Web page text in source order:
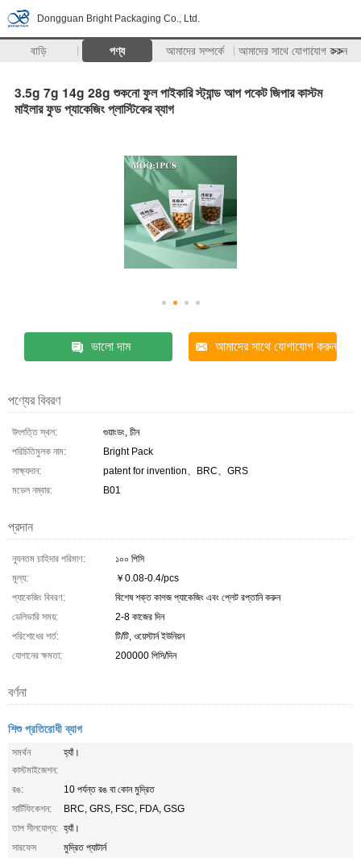
Dongguan Bright Packaging Co., Ltd.
বাড়ি পণ্য আমাদের সম্পর্কে আমাদের সাথে যোগাযোগ করুন
>>
3.5g 7g 14g 28g শুকনো ফুল পাইকারি স্ট্যান্ড আপ পকেট জিপার কাস্টম
মাইলার ফুড প্যাকেজিং প্লাস্টিকের ব্যাগ
ভালো দাম আমাদের সাথে যোগাযোগ করুন
পণ্যের বিবরণ
উৎপত্তি স্থল:
গুয়াংডং, চীন
পরিচিতিমুলক নাম:
Bright Pack
সাক্ষ্যদান:
patent for invention、BRC、GRS
মডেল নম্বার:
B01
প্রদান
ন্যূনতম চাহিদার পরিমাণ:
১০০ পিসি
মূল্য:
￥0.08-0.4/pcs
প্যাকেজিং বিবরণ:
বিশেষ শক্ত কাগজ প্যাকেজিং এবং প্লেট রপ্তানি করুন
ডেলিভারি সময়:
2-8 কাজের দিন
পরিশোধের শর্ত:
টি/টি, ওয়েস্টার্ন ইউনিয়ন
যোগানের ক্ষমতা:
200000 পিসি/দিন
বর্ণনা
শিশু প্রতিরোধী ব্যাগ
সমর্থন
কাস্টমাইজেশন:
হ্যাঁ।
রঙ:
10 পর্যন্ত রঙ বা কোন মুদ্রিত
সার্টিফিকেশন:
BRC, GRS, FSC, FDA, GSG
তাপ সীলযোগ্য: হ্যাঁ।
সারফেস
মুদ্রিত প্যাটার্ন